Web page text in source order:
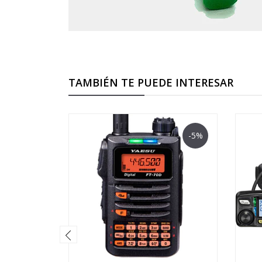
TAMBIÉN TE PUEDE INTERESAR
-5%